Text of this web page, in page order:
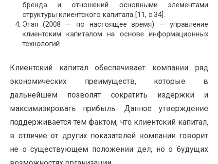
бренда и отношений основ­ными элементами
структуры клиентского капитала [11, с.34].
Этап (2008 — по настоящее время) — управление
клиентским капиталом на основе информа­ционных
технологий
Клиентский капитал обеспечивает компании ряд
экономических преимуществ, которые в
дальнейшем позволят сократить издержки и
максимизировать прибыль. Данное утверждение
поддерживается тем фактом, что клиентский капитал,
в отличие от других показателей компании говорит
не о существующем положении дел, но о будущих